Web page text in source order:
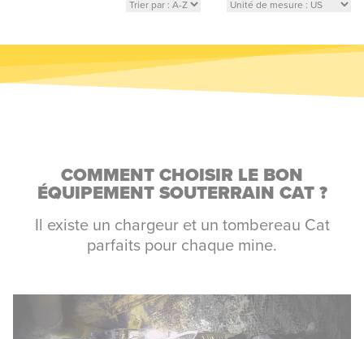
COMMENT CHOISIR LE BON
ÉQUIPEMENT SOUTERRAIN CAT ?
Il existe un chargeur et un tombereau Cat
parfaits pour chaque mine.